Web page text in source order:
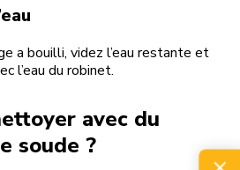
a bouilli, videz l’eau restante et
l’eau du robinet.
avec du
soude ?